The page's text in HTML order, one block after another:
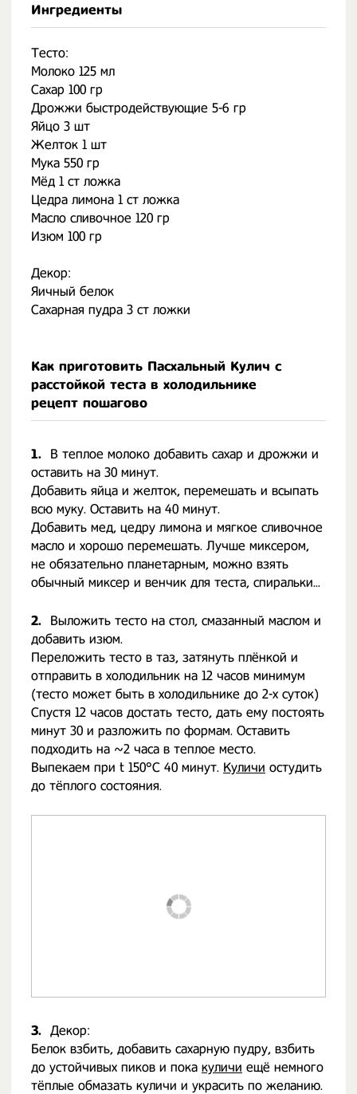
Ингредиенты
Тесто:
Молоко 125 мл
Сахар 100 гр
Дрожжи быстродействующие 5-6 гр
Яйцо 3 шт
Желток 1 шт
Мука 550 гр
Мёд 1 ст ложка
Цедра лимона 1 ст ложка
Масло сливочное 120 гр
Изюм 100 гр
Декор:
Яичный белок
Сахарная пудра 3 ст ложки
Как приготовить Пасхальный Кулич с
расстойкой теста в холодильнике
рецепт пошагово
1.
В теплое молоко добавить сахар и дрожжи и
оставить на 30 минут.
Добавить яйца и желток, перемешать и всыпать
всю муку. Оставить на 40 минут.
Добавить мед, цедру лимона и мягкое сливочное
масло и хорошо перемешать. Лучше миксером,
не обязательно планетарным, можно взять
обычный миксер и венчик для теста, спиральки...
2.
Выложить тесто на стол, смазанный маслом и
добавить изюм.
Переложить тесто в таз, затянуть плёнкой и
отправить в холодильник на 12 часов минимум
(тесто может быть в холодильнике до 2-х суток)
Спустя 12 часов достать тесто, дать ему постоять
минут 30 и разложить по формам. Оставить
подходить на ~2 часа в теплое место.
Выпекаем при t 150°C 40 минут. Куличи остудить
до тёплого состояния.
3. Декор:
Белок взбить, добавить сахарную пудру, взбить
до устойчивых пиков и пока куличи ещё немного
тёплые обмазать куличи и украсить по желанию.